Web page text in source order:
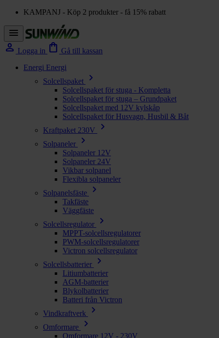
KAMPANJ - Köp 2 produkter - få 15% rabatt
menu
person Logga in shopping_bag Gå till kassan
Energi Energi
Solcellspaket
chevron_right
Solcellspaket för stuga - Kompletta
Solcellspaket för stuga – Grundpaket
Solcellspaket med 12V kylskåp
Solcellspaket för Husvagn, Husbil & Båt
Kraftpaket 230V
chevron_right
Solpaneler chevron_right
Solpaneler 12V
Solpaneler 24V
Vikbar solpanel
Flexibla solpaneler
Solpanelsfäste
chevron_right
Takfäste
Väggfäste
Solcellsregulator
chevron_right
MPPT-solcellsregulatorer
PWM-solcellsregulatorer
Victron solcellsregulator
Solcellsbatterier
chevron_right
Litiumbatterier
AGM-batterier
Blykolbatterier
Batteri från Victron
Vindkraftverk
chevron_right
Omformare chevron_right
Omformare 12V - 230V